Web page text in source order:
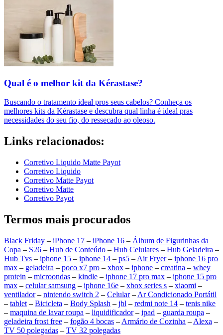
Qual é o melhor kit da Kérastase?
Buscando o tratamento ideal pros seus cabelos? Conheça os
melhores kits da Kérastase e descubra qual linha é ideal pras
necessidades do seu fio, do ressecado ao oleoso.
Links relacionados:
Corretivo Liquido Matte Payot
Corretivo Liquido
Corretivo Matte Payot
Corretivo Matte
Corretivo Payot
Termos mais procurados
Black Friday – iPhone 17 – iPhone 16 – Álbum de Figurinhas da
Copa – S26 – Hub de Conteúdo – Hub Celulares – Hub Geladeira –
Hub Tvs – iphone 15 – iphone 14 – ps5 – Air Fryer– iphone 16 pro
max – geladeira – poco x7 pro – xbox – iphone – creatina – whey
protein – microondas – kindle – iphone 17 pro max – iphone 15 pro
max – celular samsung – iphone 16e – xbox series s – xiaomi –
ventilador– nintendo switch 2 – Celular– Ar Condicionado Portátil
– tablet – Bicicleta – Body Splash – jbl – redmi note 14 – tenis nike
– maquina de lavar roupa – liquidificador– ipad – guarda roupa –
geladeira frost free – fogão 4 bocas – Armário de Cozinha – Alexa –
TV 50 polegadas – TV 32 polegadas